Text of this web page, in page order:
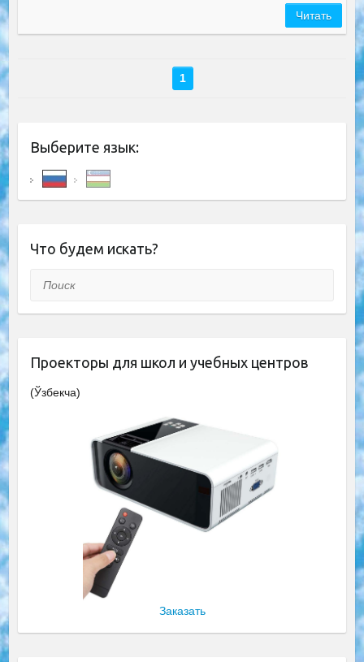
Читать
1
Выберите язык:
Что будем искать?
Поиск
Проекторы для школ и учебных центров
(Ўзбекча)
Заказать